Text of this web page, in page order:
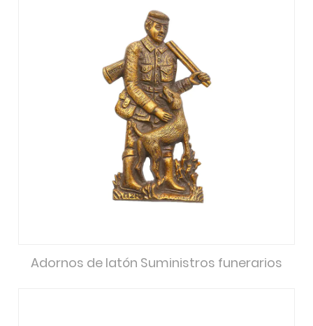
Adornos de latón Suministros funerarios